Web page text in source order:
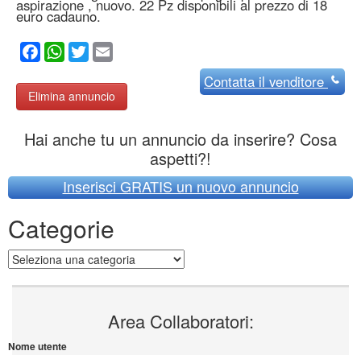
aspirazione , nuovo. 22 Pz disponibili al prezzo di 18
euro cadauno.
Facebook
WhatsApp
Twitter
Elimina annuncio
Contattail venditore
Hai anche tu un annuncio da inserire? Cosa
aspetti?!
Inserisci GRATIS un nuovo annuncio
Categorie
Categorie
Area Collaboratori:
Nome utente